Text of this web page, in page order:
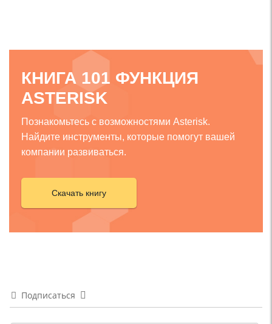
КНИГА 101 ФУНКЦИЯ
ASTERISK
Познакомьтесь с возможностями Asterisk.
Найдите инструменты, которые помогут вашей
компании развиваться.
Скачать книгу
Подписаться